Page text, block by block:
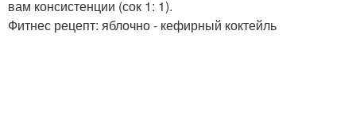
вам консистенции (сок 1: 1).
Фитнес рецепт: яблочно - кефирный коктейль